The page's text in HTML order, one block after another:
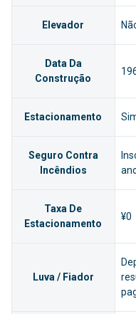
Elevador
Data Da
Construção
Estacionamento
Seguro Contra
Incêndios
Taxa De
Estacionamento
¥0
Luva / Fiador